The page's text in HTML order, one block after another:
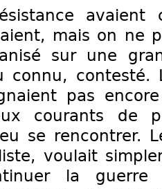
avaient
mais on ne
sur une
connu, contesté.
pas
courants de
se rencontrer.
voulait
la